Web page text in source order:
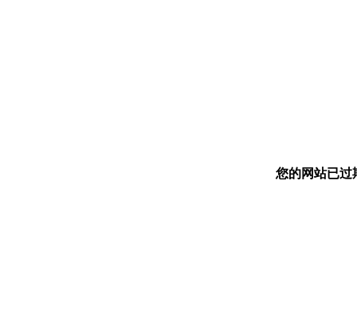
您的网站已过